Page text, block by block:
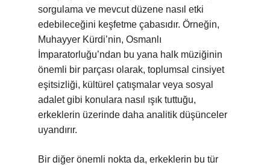
sorgulama ve mevcut düzene nasıl etki
edebileceğini keşfetme çabasıdır. Örneğin,
Muhayyer Kürdi’nin, Osmanlı
İmparatorluğu’ndan bu yana halk müziğinin
önemli bir parçası olarak, toplumsal cinsiyet
eşitsizliği, kültürel çatışmalar veya sosyal
adalet gibi konulara nasıl ışık tuttuğu,
erkeklerin üzerinde daha analitik düşünceler
uyandırır.
Bir diğer önemli nokta da, erkeklerin bu tür